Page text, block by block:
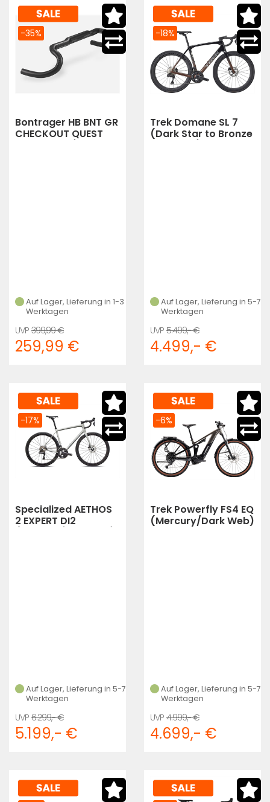
Bontrager HB BNT GR
CHECKOUT QUEST
Auf Lager, Lieferung in 1-3
Werktagen
-35%
399,99 €
259,99 €
Trek Domane SL 7
(Dark Star to Bronze
Auf Lager, Lieferung in 5-7
Werktagen
-18%
5.499,- €
4.499,- €
Specialized AETHOS
2 EXPERT DI2
Auf Lager, Lieferung in 5-7
Werktagen
-17%
6.299,- €
5.199,- €
Trek Powerfly FS4 EQ
(Mercury/Dark Web)
Auf Lager, Lieferung in 5-7
Werktagen
-6%
4.999,- €
4.699,- €